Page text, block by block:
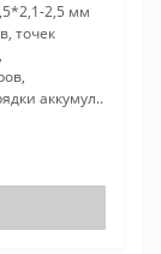
2,5 мм
точек
аккумул..